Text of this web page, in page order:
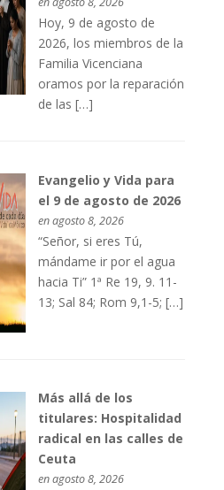
Hoy, 9 de agosto de
2026, los miembros de la
Familia Vicenciana
oramos por la reparación
de las […]
Evangelio y Vida para
el 9 de agosto de 2026
en agosto 8, 2026
“Señor, si eres Tú,
mándame ir por el agua
hacia Ti” 1ª Re 19, 9. 11-
13; Sal 84; Rom 9,1-5; […]
Más allá de los
titulares: Hospitalidad
radical en las calles de
Ceuta
en agosto 8, 2026